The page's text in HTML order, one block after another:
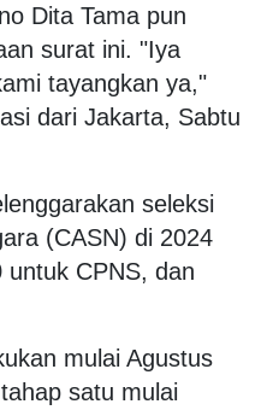
Dita Tama pun
surat ini. "Iya
tayangkan ya,"
dari Jakarta, Sabtu
seleksi
(CASN) di 2024
CPNS, dan
mulai Agustus
satu mulai